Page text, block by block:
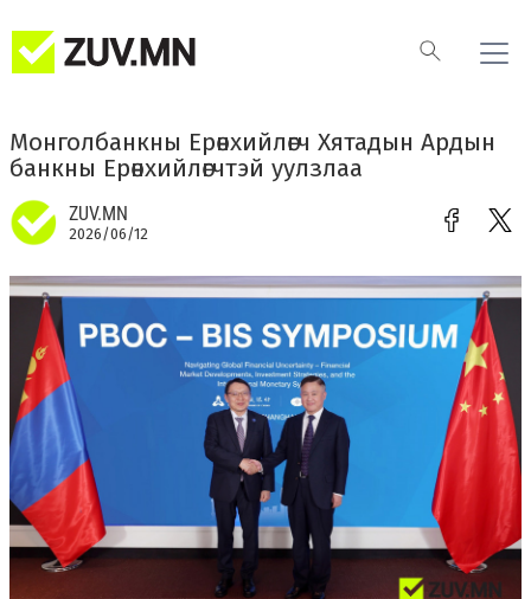
Монголбанкны Ерөнхийлөгч Хятадын Ардын
банкны Ерөнхийлөгчтэй уулзлаа
ZUV.MN
2026/06/12